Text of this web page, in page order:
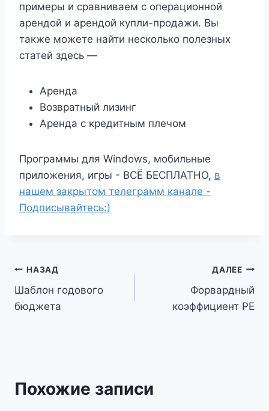
примеры и сравниваем с операционной
арендой и арендой купли-продажи. Вы
также можете найти несколько полезных
статей здесь —
Аренда
Возвратный лизинг
Аренда с кредитным плечом
Программы для Windows, мобильные
приложения, игры - ВСЁ БЕСПЛАТНО, в
нашем закрытом телеграмм канале -
Подписывайтесь:)
Навигация
по
НАЗАД
Шаблон годового
бюджета
ДАЛЕЕ
Форвардный
коэффициент PE
Похожие записи